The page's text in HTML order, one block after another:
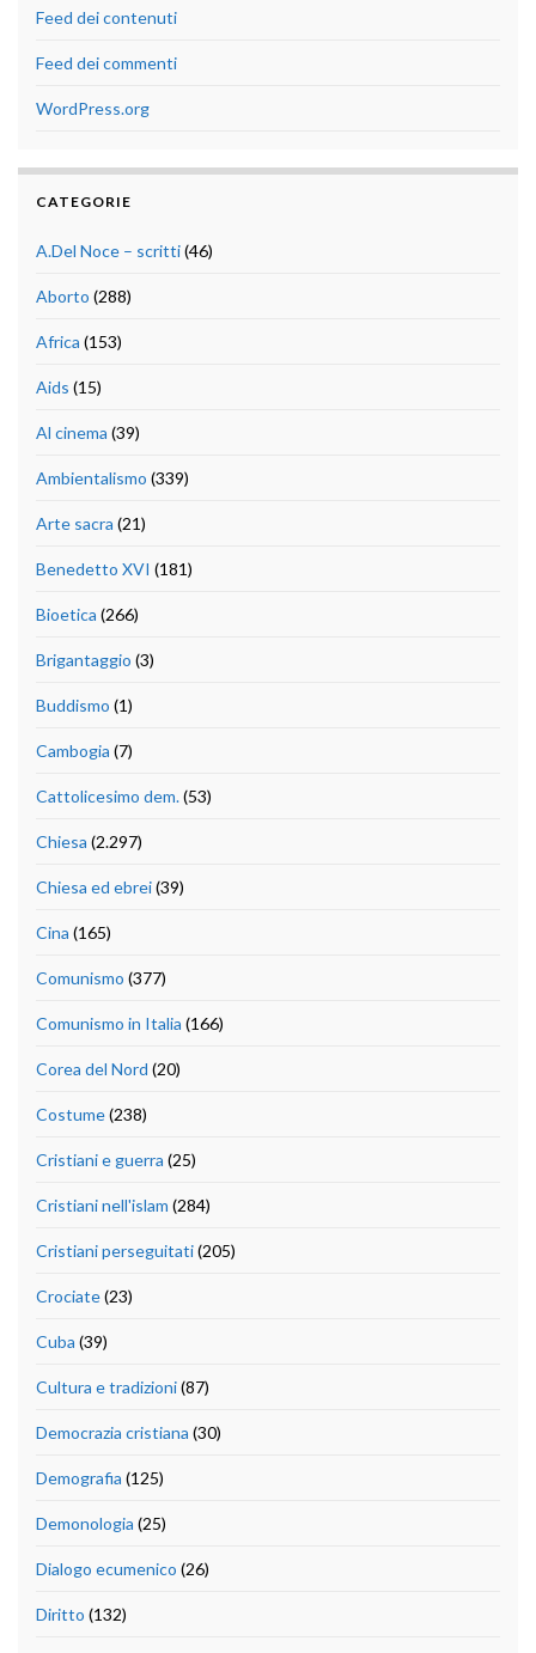
Feed dei contenuti
Feed dei commenti
WordPress.org
CATEGORIE
A.Del Noce – scritti(46)
Aborto (288)
Africa (153)
Aids (15)
Al cinema (39)
Ambientalismo (339)
Arte sacra (21)
Benedetto XVI (181)
Bioetica (266)
Brigantaggio (3)
Buddismo (1)
Cambogia (7)
Cattolicesimo dem.(53)
Chiesa (2.297)
Chiesa ed ebrei(39)
Cina (165)
Comunismo (377)
Comunismo in Italia (166)
Corea del Nord (20)
Costume(238)
Cristiani e guerra (25)
Cristiani nell'islam (284)
Cristiani perseguitati(205)
Crociate(23)
Cuba (39)
Cultura e tradizioni(87)
Democrazia cristiana (30)
Demografia (125)
Demonologia (25)
Dialogo ecumenico (26)
Diritto (132)